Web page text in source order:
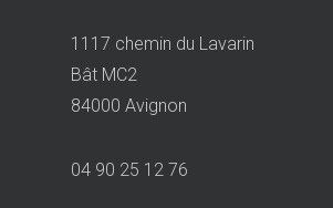
1117 chemin du Lavarin
Bât MC2
84000 Avignon
04 90 25 12 76